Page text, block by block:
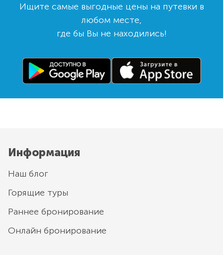
Ищите самые выгодные цены на путевки в
любом месте,
где бы Вы не находились!
Информация
Наш блог
Горящие туры
Раннее бронирование
Онлайн бронирование